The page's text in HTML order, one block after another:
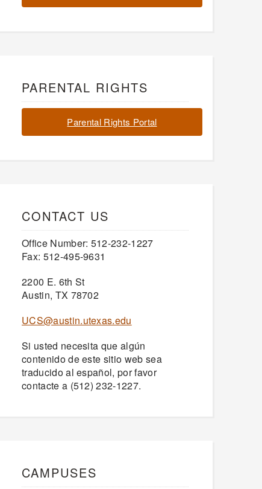
PARENTAL RIGHTS
Parental Rights Portal
CONTACT US
Office Number: 512-232-1227
Fax: 512-495-9631
2200 E. 6th St
Austin, TX 78702
UCS@austin.utexas.edu
Si usted necesita que algún
contenido de este sitio web sea
traducido al español, por favor
contacte a (512) 232-1227.
CAMPUSES